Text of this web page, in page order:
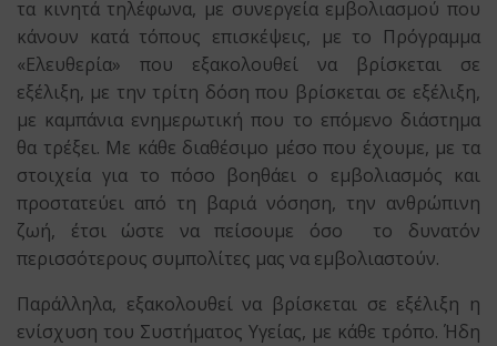
τα κινητά τηλέφωνα, με συνεργεία εμβολιασμού που
κάνουν κατά τόπους επισκέψεις, με το Πρόγραμμα
«Ελευθερία» που εξακολουθεί να βρίσκεται σε
εξέλιξη, με την τρίτη δόση που βρίσκεται σε εξέλιξη,
με καμπάνια ενημερωτική που το επόμενο διάστημα
θα τρέξει. Με κάθε διαθέσιμο μέσο που έχουμε, με τα
στοιχεία για το πόσο βοηθάει ο εμβολιασμός και
προστατεύει από τη βαριά νόσηση, την ανθρώπινη
ζωή, έτσι ώστε να πείσουμε όσο το δυνατόν
περισσότερους συμπολίτες μας να εμβολιαστούν.
Παράλληλα, εξακολουθεί να βρίσκεται σε εξέλιξη η
ενίσχυση του Συστήματος Υγείας, με κάθε τρόπο. Ήδη